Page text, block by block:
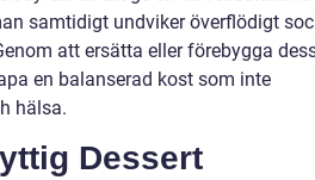
samtidigt undviker överflödigt
att ersätta eller förebygga
en balanserad kost som inte
hälsa.
Dessert